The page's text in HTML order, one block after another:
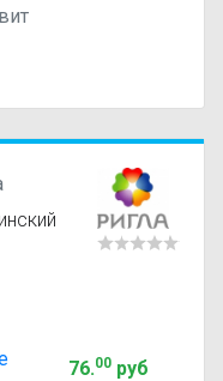
76.00руб